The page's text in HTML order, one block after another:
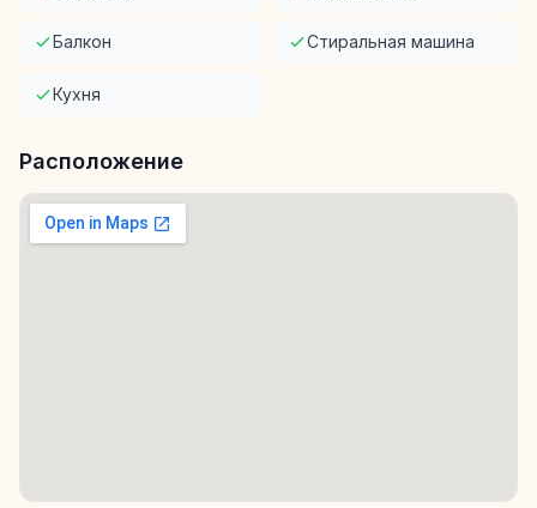
Балкон Стиральная машина
Кухня
Расположение